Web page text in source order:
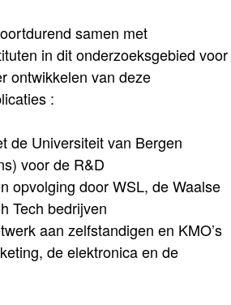
samen met
in dit onderzoeksgebied voor
ontwikkelen van deze
:
de Universiteit van Bergen
voor de R&D
opvolging door WSL, de Waalse
Tech bedrijven
aan zelfstandigen en KMO’s
de elektronica en de